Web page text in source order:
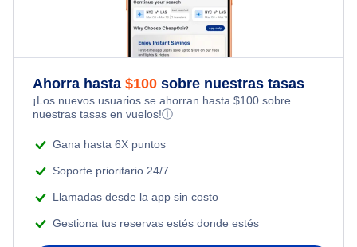
Ahorra hasta $100 sobre nuestras tasas
¡Los nuevos usuarios se ahorran hasta $100 sobre
nuestras tasas en vuelos!ⓘ
Gana hasta 6X puntos
Soporte prioritario 24/7
Llamadas desde la app sin costo
Gestiona tus reservas estés donde estés